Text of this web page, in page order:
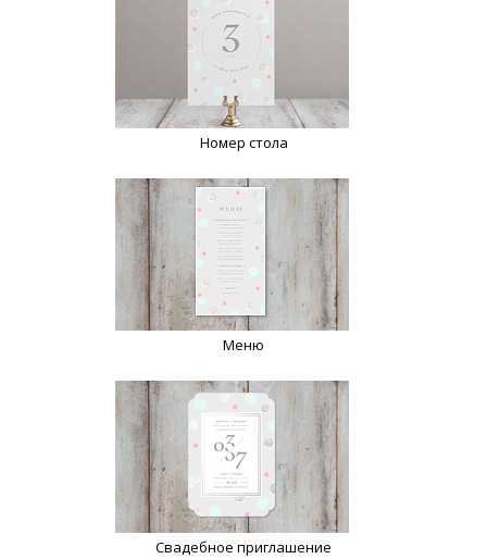
Номер стола
Меню
Свадебное приглашение